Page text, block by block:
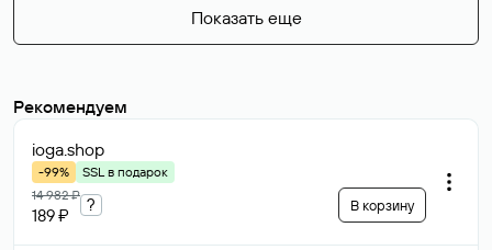
Показать еще
Рекомендуем
ioga.shop
-99%
SSL в подарок
14 982 ₽
189 ₽
? В корзину